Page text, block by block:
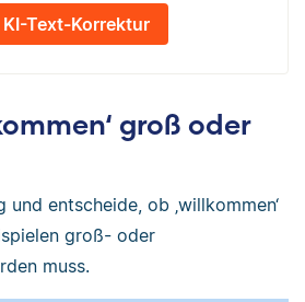
KI-Text-Korrektur
groß oder
und entscheide, ob ‚willkommen‘
groß- oder
muss.